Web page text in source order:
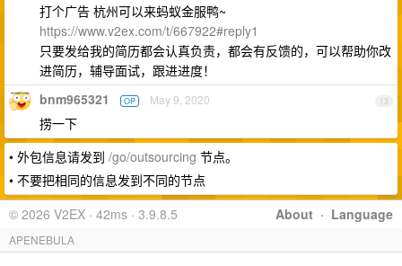
打个广告 杭州可以来蚂蚁金服鸭~
https://www.v2ex.com/t/667922#reply1
只要发给我的简历都会认真负责，都会有反馈的，可以帮助你改
进简历，辅导面试，跟进进度！
13
bnm965321 OP May 9, 2020
捞一下
• 外包信息请发到 /go/outsourcing 节点。
• 不要把相同的信息发到不同的节点
About · Language
© 2026 V2EX · 42ms · 3.9.8.5
APENEBULA